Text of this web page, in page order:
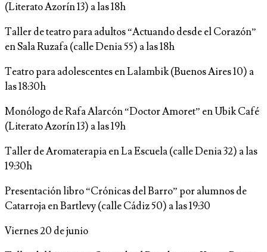
(Literato Azorín 13) a las 18h
Taller de teatro para adultos “Actuando desde el Corazón”
en Sala Ruzafa (calle Denia 55) a las 18h
Teatro para adolescentes en Lalambik (Buenos Aires 10) a
las 18:30h
Monólogo de Rafa Alarcón “Doctor Amoret” en Ubik Café
(Literato Azorín 13) a las 19h
Taller de Aromaterapia en La Escuela (calle Denia 32) a las
19:30h
Presentación libro “Crónicas del Barro” por alumnos de
Catarroja en Bartlevy (calle Cádiz 50) a las 19:30
Viernes 20 de junio